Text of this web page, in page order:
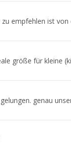
empfehlen ist
größe für kleine
genau